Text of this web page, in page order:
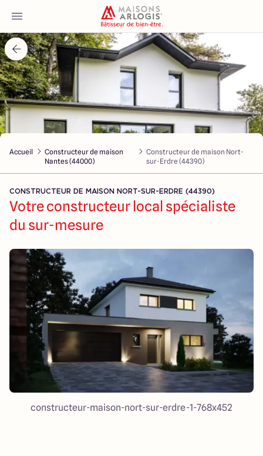
Accueil
Nos maisons
Nos annonces
Votre projet
Qui sommes-nous
Maisons ARLOGIS Nantes
23 Rue du Bel air
44470 Carquefou
4.7
Accueil
Constructeur de maison
Nantes (44000)
Constructeur de maison Nort-
sur-Erdre (44390)
CONSTRUCTEUR DE MAISON NORT-SUR-ERDRE (44390)
Votre constructeur local spécialiste
du sur-mesure
constructeur-maison-nort-sur-erdre-1-768x452